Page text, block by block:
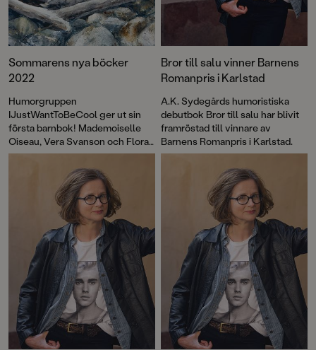
Sommarens nya böcker
2022
Humorgruppen
IJustWantToBeCool ger ut sin
första barnbok! Mademoiselle
Oiseau, Vera Svanson och Flora
Wolf är tillbaka i nya äventyr, och
duon bakom bilderbokssuccén
Den magiska julkatten ger ut en
underbar sommarsaga för hela
familjen. Dessutom gör Kayo
Mpoyi sin bilderboksdebut
tillsammans med illustratören
Linn Grebäck, vår favoritpoet
Mårten Melin ger ut en ny
diktsamling och alla som undrar
hur de blev till och kom ut får
svar i Asabea Brittons och Louise
Winblads bok. Här är våra
boknyheter i juni, juli och
augusti!
Bror till salu vinner Barnens
Romanpris i Karlstad
A.K. Sydegårds humoristiska
debutbok Bror till salu har blivit
framröstad till vinnare av
Barnens Romanpris i Karlstad.